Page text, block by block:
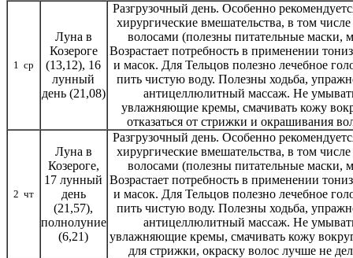
1 ср
Луна в
Козероге
(13,12), 16
лунный
день (21,08)
Разгрузочный день. Особенно
хирургические вмешательства, в том
волосами (полезны питательные
Возрастает потребность в применении
и масок. Для Тельцов полезно лечебное
пить чистую воду. Полезны ходьба,
антицеллюлитный массаж. Не
увлажняющие кремы, смачивать кожу
отказаться от стрижки и окрашивания
2 чт
Луна в
Козероге,
17 лунный
день
(21,57),
полнолуние
(6,21)
Разгрузочный день. Особенно
хирургические вмешательства, в том
волосами (полезны питательные
Возрастает потребность в применении
и масок. Для Тельцов полезно лечебное
пить чистую воду. Полезны ходьба,
антицеллюлитный массаж. Не
увлажняющие кремы, смачивать кожу
для стрижки, окраску волос лучше не